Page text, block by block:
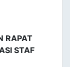
RAPAT
STAF